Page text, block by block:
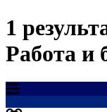
1
Работа и